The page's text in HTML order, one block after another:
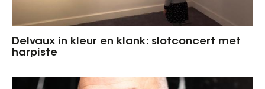
Delvaux in kleur en klank: slotconcert met
harpiste